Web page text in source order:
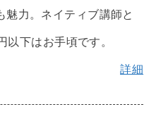
魅力。ネイティブ講師と
下はお手頃です。
詳細